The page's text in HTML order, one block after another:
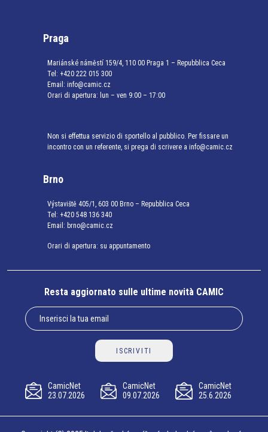
Praga
Mariánské náměstí 159/4, 110 00 Praga 1 – Repubblica Ceca
Tel: +420 222 015 300
Email: info@camic.cz
Orari di apertura: lun – ven 9:00 – 17:00
Non si effettua servizio di sportello al pubblico. Per fissare un
incontro con un referente, si prega di scrivere a info@camic.cz
Brno
Výstaviště 405/1, 603 00 Brno – Repubblica Ceca
Tel: +420 548 136 340
Email: brno@camic.cz
Orari di apertura: su appuntamento
Resta aggiornato sulle ultime novità CAMIC
ISCRIVITI
CamicNet
23.07.2026
CamicNet
09.07.2026
CamicNet
25.6.2026